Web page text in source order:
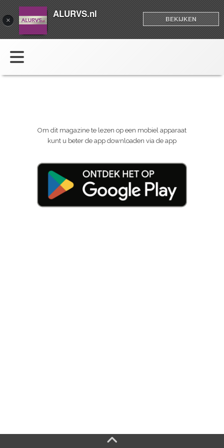
×
ALURVS.nl BEKIJKEN
Om dit magazine te lezen op een mobiel apparaat
kunt u beter de app downloaden via de app